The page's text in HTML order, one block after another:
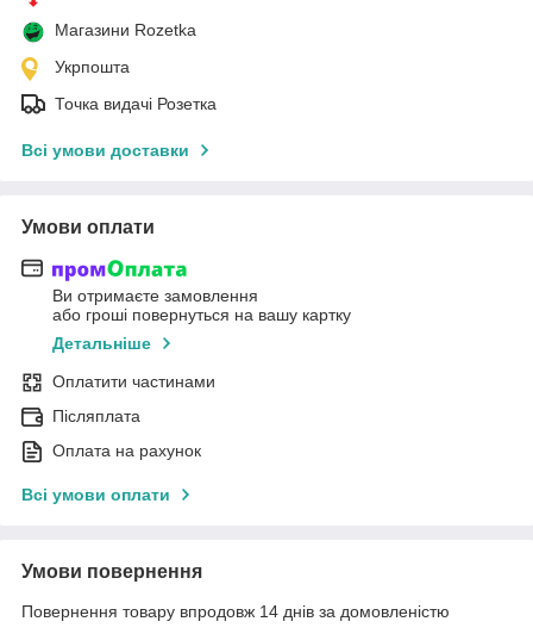
Магазини Rozetka
Укрпошта
Точка видачі Розетка
Всі умови доставки
Умови оплати
Ви отримаєте замовлення
або гроші повернуться на вашу картку
Детальніше
Оплатити частинами
Післяплата
Оплата на рахунок
Всі умови оплати
Умови повернення
Повернення товару впродовж 14 днів за домовленістю